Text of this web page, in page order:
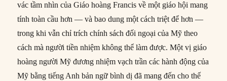
vác tầm nhìn của Giáo hoàng Francis về một giáo hội mang
tính toàn cầu hơn — và bao dung một cách triệt để hơn —
trong khi vẫn chỉ trích chính sách đối ngoại của Mỹ theo
cách mà người tiền nhiệm không thể làm được. Một vị giáo
hoàng người Mỹ đương nhiệm vạch trần các hành động của
Mỹ bằng tiếng Anh bản ngữ bình dị đã mang đến cho thế